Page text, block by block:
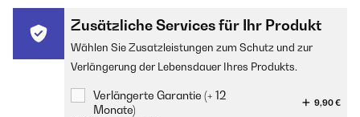
Zusätzliche Services für Ihr Produkt
Wählen Sie Zusatzleistungen zum Schutz und zur
Verlängerung der Lebensdauer Ihres Produkts.
Verlängerte Garantie (+ 12
Monate)
9,90 €